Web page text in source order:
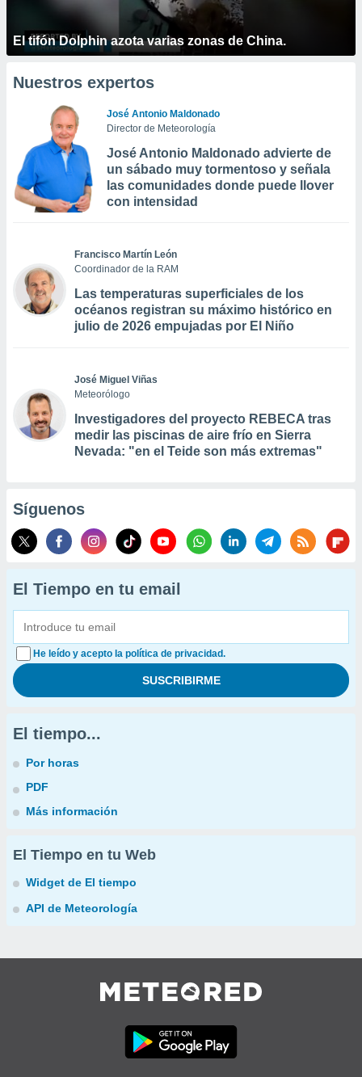
El tifón Dolphin azota varias zonas de China.
Nuestros expertos
José Antonio Maldonado
Director de Meteorología
José Antonio Maldonado advierte de
un sábado muy tormentoso y señala
las comunidades donde puede llover
con intensidad
Francisco Martín León
Coordinador de la RAM
Las temperaturas superficiales de los
océanos registran su máximo histórico en
julio de 2026 empujadas por El Niño
José Miguel Viñas
Meteorólogo
Investigadores del proyecto REBECA tras
medir las piscinas de aire frío en Sierra
Nevada: "en el Teide son más extremas"
Síguenos
El Tiempo en tu email
He leído y acepto la política de privacidad.
El tiempo...
Por horas
PDF
Más información
El Tiempo en tu Web
Widget de El tiempo
API de Meteorología